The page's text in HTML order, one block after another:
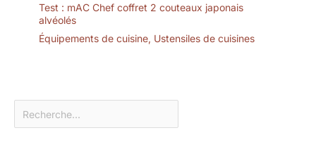
Test : mAC Chef coffret 2 couteaux japonais
alvéolés
Équipements de cuisine, Ustensiles de cuisines